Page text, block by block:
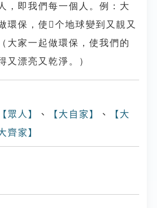
，即我們每一個人。例：大
環保，使𫣆个地球變到又靚又
大家一起做環保，使我們的
又漂亮又乾淨。）
【眾人】 、 【大自家】 、
【大
齊家】